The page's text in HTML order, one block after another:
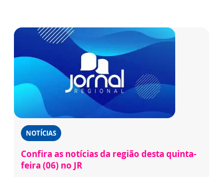
NOTÍCIAS
Confira as notícias da região desta quinta-
feira (06) no JR